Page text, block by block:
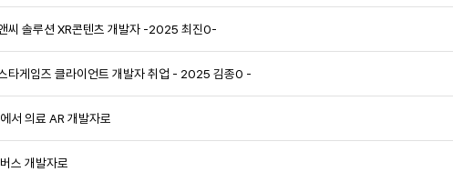
씨 솔루션 XR콘텐츠 개발자 -2025 최진0-
타게임즈 클라이언트 개발자 취업 - 2025 김종0 -
서 의료 AR 개발자로
스 개발자로